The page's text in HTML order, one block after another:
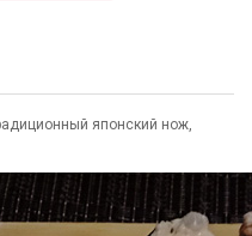
японский нож,